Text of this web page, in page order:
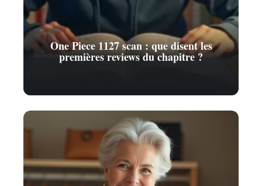
One Piece 1127 scan : que disent les
premières reviews du chapitre ?